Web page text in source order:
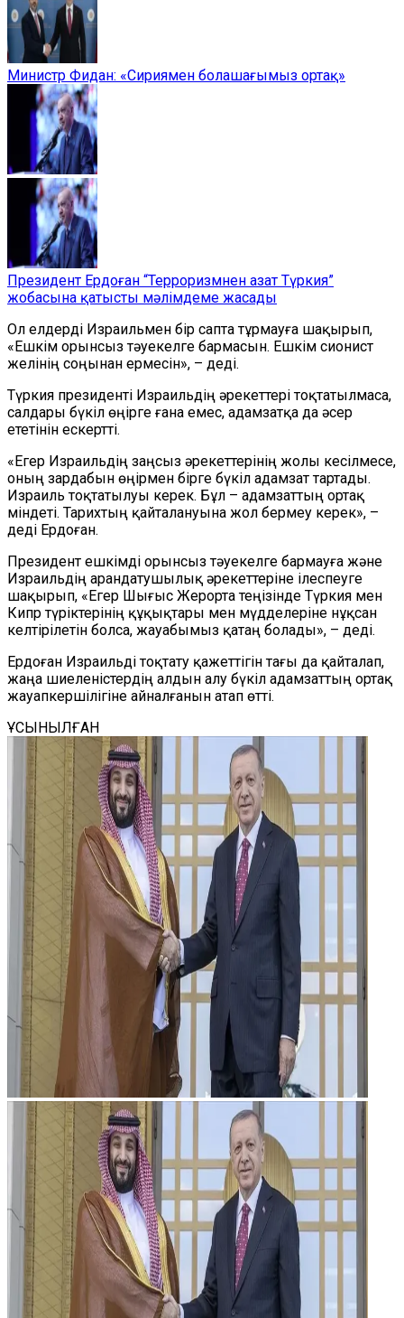
Министр Фидан: «Сириямен болашағымыз ортақ»
Президент Ердоған “Терроризмнен азат Түркия”
жобасына қатысты мәлімдеме жасады
Ол елдерді Израильмен бір сапта тұрмауға шақырып,
«Ешкім орынсыз тәуекелге бармасын. Ешкім сионист
желінің соңынан ермесін», – деді.
Түркия президенті Израильдің әрекеттері тоқтатылмаса,
салдары бүкіл өңірге ғана емес, адамзатқа да әсер
ететінін ескертті.
«Егер Израильдің заңсыз әрекеттерінің жолы кесілмесе,
оның зардабын өңірмен бірге бүкіл адамзат тартады.
Израиль тоқтатылуы керек. Бұл – адамзаттың ортақ
міндеті. Тарихтың қайталануына жол бермеу керек», –
деді Ердоған.
Президент ешкімді орынсыз тәуекелге бармауға және
Израильдің арандатушылық әрекеттеріне ілеспеуге
шақырып, «Егер Шығыс Жерорта теңізінде Түркия мен
Кипр түріктерінің құқықтары мен мүдделеріне нұқсан
келтірілетін болса, жауабымыз қатаң болады», – деді.
Ердоған Израильді тоқтату қажеттігін тағы да қайталап,
жаңа шиеленістердің алдын алу бүкіл адамзаттың ортақ
жауапкершілігіне айналғанын атап өтті.
ҰСЫНЫЛҒАН